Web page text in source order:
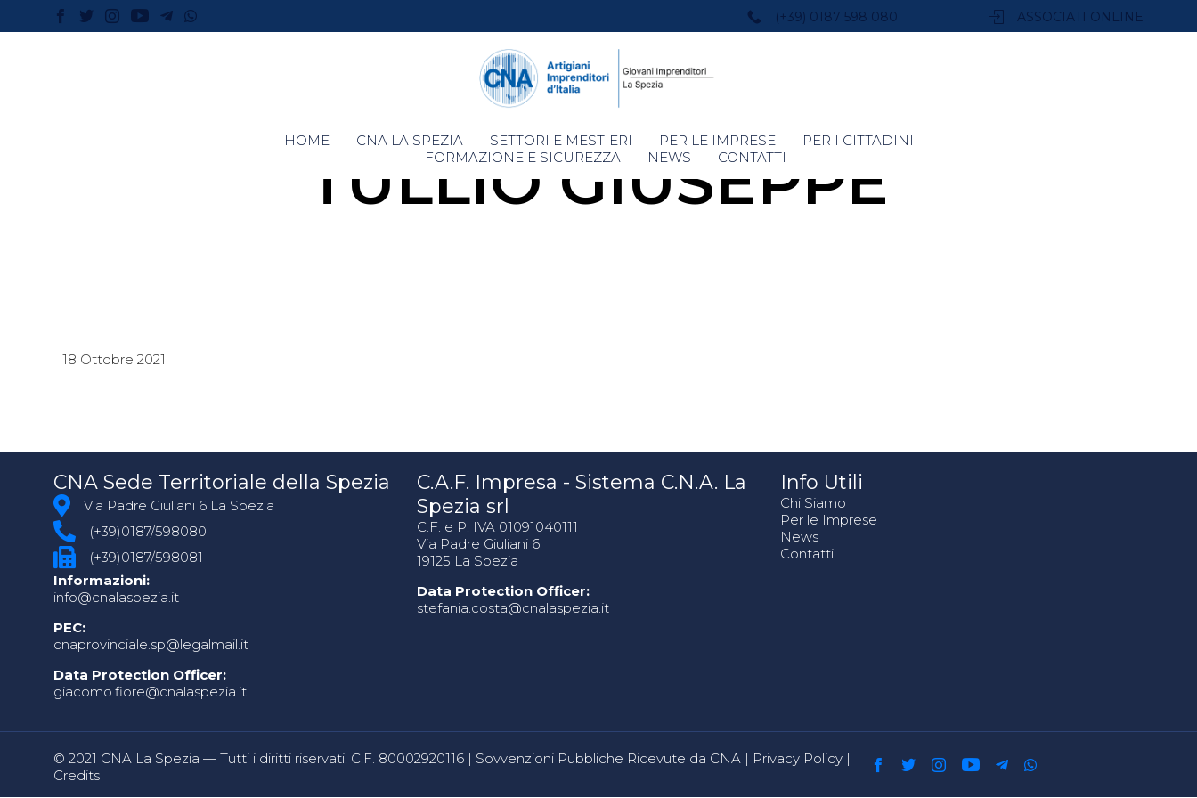
(+39) 0187 598 080 ASSOCIATI ONLINE
Skip
to
HOME CNA LA SPEZIA SETTORI E MESTIERI PER LE IMPRESE
PER I CITTADINI
FORMAZIONE E SICUREZZA
NEWS CONTATTI
TULLIO GIUSEPPE
18 Ottobre 2021
CNA Sede Territoriale della Spezia
Via Padre Giuliani 6 La Spezia
(+39)0187/598080
(+39)0187/598081
Informazioni:
info@cnalaspezia.it
PEC:
cnaprovinciale.sp@legalmail.it
Data Protection Officer:
giacomo.fiore@cnalaspezia.it
C.A.F. Impresa - Sistema C.N.A. La
Spezia srl
C.F. e P. IVA 01091040111
Via Padre Giuliani 6
19125 La Spezia
Data Protection Officer:
stefania.costa@cnalaspezia.it
Info Utili
Chi Siamo
Per le Imprese
News
Contatti
© 2021 CNA La Spezia — Tutti i diritti riservati. C.F. 80002920116 | Sovvenzioni Pubbliche Ricevute da CNA | Privacy Policy |
Credits